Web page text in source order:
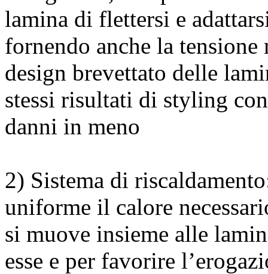
lamina di flettersi e
fornendo anche la
design brevettato delle
stessi risultati di styling
danni in meno
2) Sistema di
uniforme il calore
si muove insieme alle
esse e per favorire